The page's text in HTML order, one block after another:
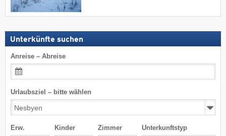
Unterkünfte suchen
Anreise – Abreise
Urlaubsziel – bitte wählen
Erw. Kinder Zimmer Unterkunftstyp